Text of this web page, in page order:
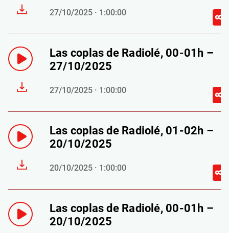
27/10/2025 · 1:00:00
Las coplas de Radiolé, 00-01h –
27/10/2025
27/10/2025 · 1:00:00
Las coplas de Radiolé, 01-02h –
20/10/2025
20/10/2025 · 1:00:00
Las coplas de Radiolé, 00-01h –
20/10/2025